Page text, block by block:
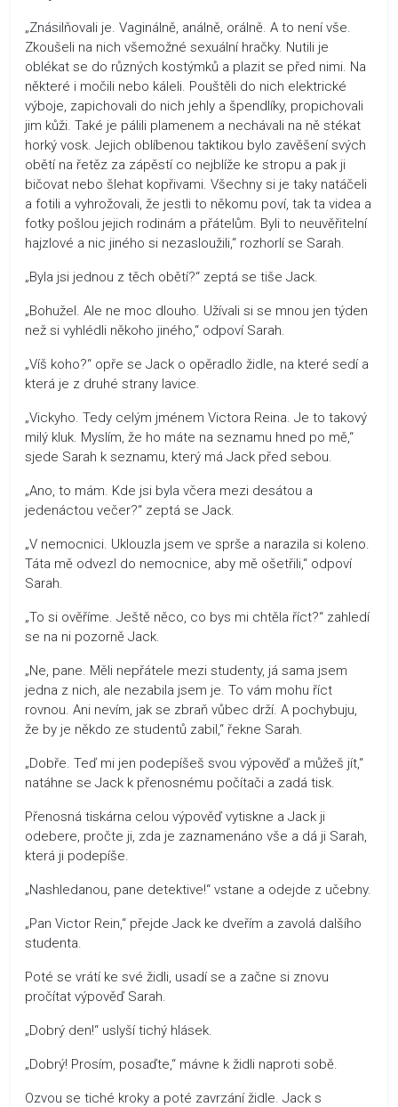
„Znásilňovali je. Vaginálně, análně, orálně. A to není vše.
Zkoušeli na nich všemožné sexuální hračky. Nutili je
oblékat se do různých kostýmků a plazit se před nimi. Na
některé i močili nebo káleli. Pouštěli do nich elektrické
výboje, zapichovali do nich jehly a špendlíky, propichovali
jim kůži. Také je pálili plamenem a nechávali na ně stékat
horký vosk. Jejich oblíbenou taktikou bylo zavěšení svých
obětí na řetěz za zápěstí co nejblíže ke stropu a pak ji
bičovat nebo šlehat kopřivami. Všechny si je taky natáčeli
a fotili a vyhrožovali, že jestli to někomu poví, tak ta videa a
fotky pošlou jejich rodinám a přátelům. Byli to neuvěřitelní
hajzlové a nic jiného si nezasloužili,“ rozhorlí se Sarah.
„Byla jsi jednou z těch obětí?“ zeptá se tiše Jack.
„Bohužel. Ale ne moc dlouho. Užívali si se mnou jen týden
než si vyhlédli někoho jiného,“ odpoví Sarah.
„Víš koho?“ opře se Jack o opěradlo židle, na které sedí a
která je z druhé strany lavice.
„Vickyho. Tedy celým jménem Victora Reina. Je to takový
milý kluk. Myslím, že ho máte na seznamu hned po mě,“
sjede Sarah k seznamu, který má Jack před sebou.
„Ano, to mám. Kde jsi byla včera mezi desátou a
jedenáctou večer?“ zeptá se Jack.
„V nemocnici. Uklouzla jsem ve sprše a narazila si koleno.
Táta mě odvezl do nemocnice, aby mě ošetřili,“ odpoví
Sarah.
„To si ověříme. Ještě něco, co bys mi chtěla říct?“ zahledí
se na ni pozorně Jack.
„Ne, pane. Měli nepřátele mezi studenty, já sama jsem
jedna z nich, ale nezabila jsem je. To vám mohu říct
rovnou. Ani nevím, jak se zbraň vůbec drží. A pochybuju,
že by je někdo ze studentů zabil,“ řekne Sarah.
„Dobře. Teď mi jen podepíšeš svou výpověď a můžeš jít,“
natáhne se Jack k přenosnému počítači a zadá tisk.
Přenosná tiskárna celou výpověď vytiskne a Jack ji
odebere, pročte ji, zda je zaznamenáno vše a dá ji Sarah,
která ji podepíše.
„Nashledanou, pane detektive!“ vstane a odejde z učebny.
„Pan Victor Rein,“ přejde Jack ke dveřím a zavolá dalšího
studenta.
Poté se vrátí ke své židli, usadí se a začne si znovu
pročítat výpověď Sarah.
„Dobrý den!“ uslyší tichý hlásek.
„Dobrý! Prosím, posaďte,“ mávne k židli naproti sobě.
Ozvou se tiché kroky a poté zavrzání židle. Jack s